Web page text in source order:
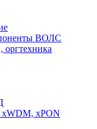
ВОЛС
xWDM, xPON